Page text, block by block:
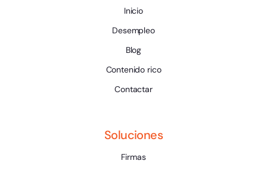
Inicio
Desempleo
Blog
Contenido rico
Contactar
Soluciones
Firmas